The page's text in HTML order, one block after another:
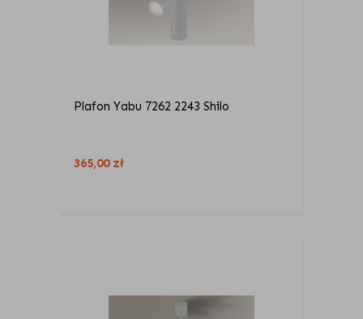
Plafon Yabu 7262 2243 Shilo
365,00 zł